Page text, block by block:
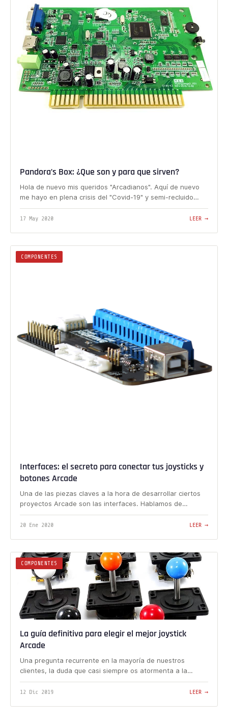
Pandora’s Box: ¿Que son y para que sirven?
Hola de nuevo mis queridos "Arcadianos". Aquí de nuevo
me hayo en plena crisis del "Covid-19" y semi-recluido…
17 May 2020 LEER →
COMPONENTES
Interfaces: el secreto para conectar tus joysticks y
botones Arcade
Una de las piezas claves a la hora de desarrollar ciertos
proyectos Arcade son las interfaces. Hablamos de…
20 Ene 2020 LEER →
COMPONENTES
La guía definitiva para elegir el mejor joystick
Arcade
Una pregunta recurrente en la mayoría de nuestros
clientes, la duda que casi siempre os atormenta a la…
12 Dic 2019 LEER →